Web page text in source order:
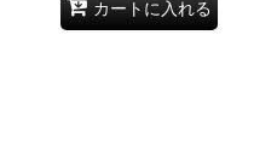
カートに入れる